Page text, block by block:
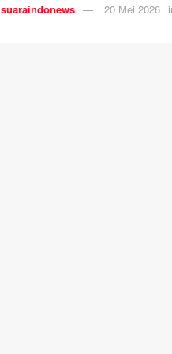
suaraindonews 20 Mei 2026